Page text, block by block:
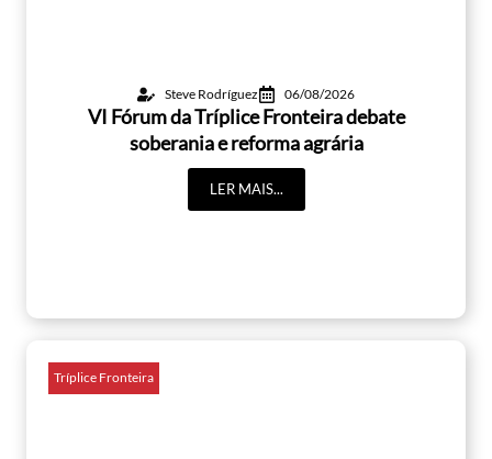
Steve Rodríguez 06/08/2026
VI Fórum da Tríplice Fronteira debate
soberania e reforma agrária
LER MAIS...
Tríplice Fronteira